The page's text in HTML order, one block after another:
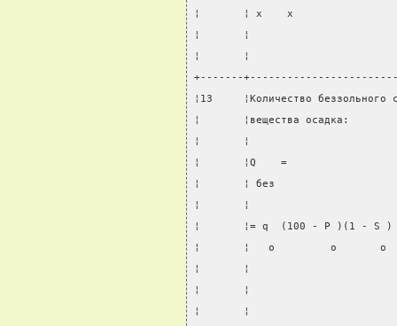
¦       ¦ x    x
¦       ¦
¦       ¦
+-------
¦13     ¦Количество
¦       ¦вещества
¦       ¦
¦       ¦Q    =
¦       ¦ без
¦       ¦
¦       ¦= q  (100 - P )(1 -
¦       ¦   о         о
¦       ¦
¦       ¦
¦       ¦